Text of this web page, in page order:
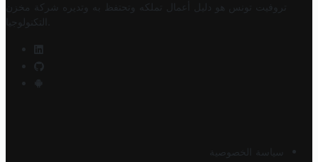
تروفيت تونس هو دليل أعمال تملكه وتحتفظ به وتديره
شركة مخزن
التكنولوجيا
سياسة الخصوصية